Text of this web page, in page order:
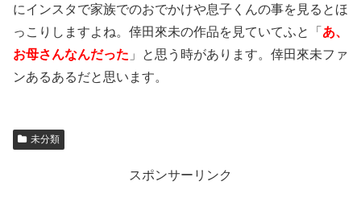
にインスタで家族でのおでかけや息子くんの事を見るとほ
っこりしますよね。倖田來未の作品を見ていてふと「 あ、
お母さんなんだった 」と思う時があります。倖田來未ファ
ンあるあるだと思います。
未分類
スポンサーリンク